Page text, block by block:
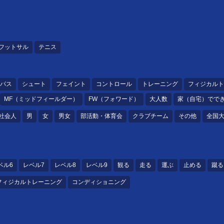
ットサル テニス
パス シュート フェイント コントロール トレーニング フィジカル
MF（ミッドフィールダー） FW（フォワード） 大人数 家（自宅）でで
会人 男 女 男女 部活動・体育会 クラブチーム その他 全国
ル6 レベル7 レベル8 レベル9 観る 走る 運ぶ 止める 蹴る
ィジカルトレーニング コンディショニング